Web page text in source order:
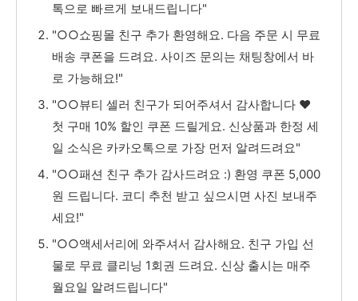
톡으로 빠르게 보내드립니다"
"○○쇼핑몰 친구 추가 환영해요. 다음 주문 시 무료
배송 쿠폰을 드려요. 사이즈 문의는 채팅창에서 바
로 가능해요!"
"○○뷰티 셀러 친구가 되어주셔서 감사합니다 ♥
첫 구매 10% 할인 쿠폰 드릴게요. 신상품과 한정 세
일 소식은 카카오톡으로 가장 먼저 알려드려요"
"○○패션 친구 추가 감사드려요 :) 환영 쿠폰 5,000
원 드립니다. 코디 추천 받고 싶으시면 사진 보내주
세요!"
"○○액세서리에 와주셔서 감사해요. 친구 가입 선
물로 무료 클리닝 1회권 드려요. 신상 출시는 매주
월요일 알려드립니다"